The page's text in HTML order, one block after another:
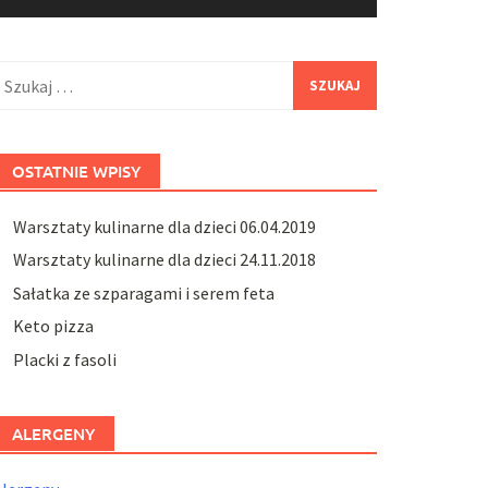
OSTATNIE WPISY
Warsztaty kulinarne dla dzieci 06.04.2019
Warsztaty kulinarne dla dzieci 24.11.2018
Sałatka ze szparagami i serem feta
Keto pizza
Placki z fasoli
ALERGENY